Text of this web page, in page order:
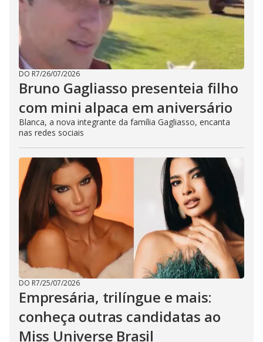
DO R7/26/07/2026
Bruno Gagliasso presenteia filho
com mini alpaca em aniversário
Blanca, a nova integrante da família Gagliasso, encanta
nas redes sociais
DO R7/25/07/2026
Empresária, trilíngue e mais:
conheça outras candidatas ao
Miss Universe Brasil